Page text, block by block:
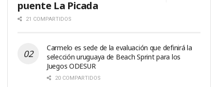
puente La Picada
21 COMPARTIDOS
Carmelo es sede de la evaluación que definirá la
selección uruguaya de Beach Sprint para los
Juegos ODESUR
20 COMPARTIDOS